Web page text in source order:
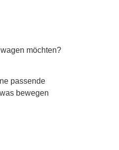
möchten?
passende
bewegen